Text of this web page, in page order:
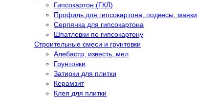
Гипсокартон (ГКЛ)
Профиль для гипсокартона, подвесы, маяки
Серпянка для гипсокартона
Шпатлевки по гипсокартону
Строительные смеси и грунтовки
Алебастр, известь, мел
Грунтовки
Затирки для плитки
Керамзит
Клея для плитки